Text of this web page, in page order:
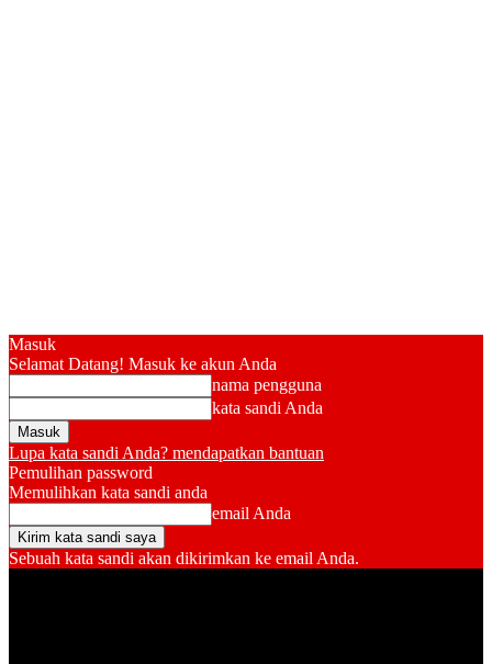
Masuk
Selamat Datang! Masuk ke akun Anda
nama pengguna
kata sandi Anda
Lupa kata sandi Anda? mendapatkan bantuan
Pemulihan password
Memulihkan kata sandi anda
email Anda
Sebuah kata sandi akan dikirimkan ke email Anda.